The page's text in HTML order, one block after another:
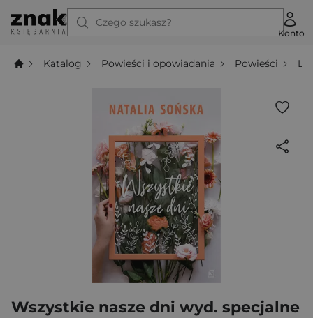
Czego szukasz?
Konto
Katalog Powieści i opowiadania Powieści
Wszystkie nasze dni wyd. specjalne